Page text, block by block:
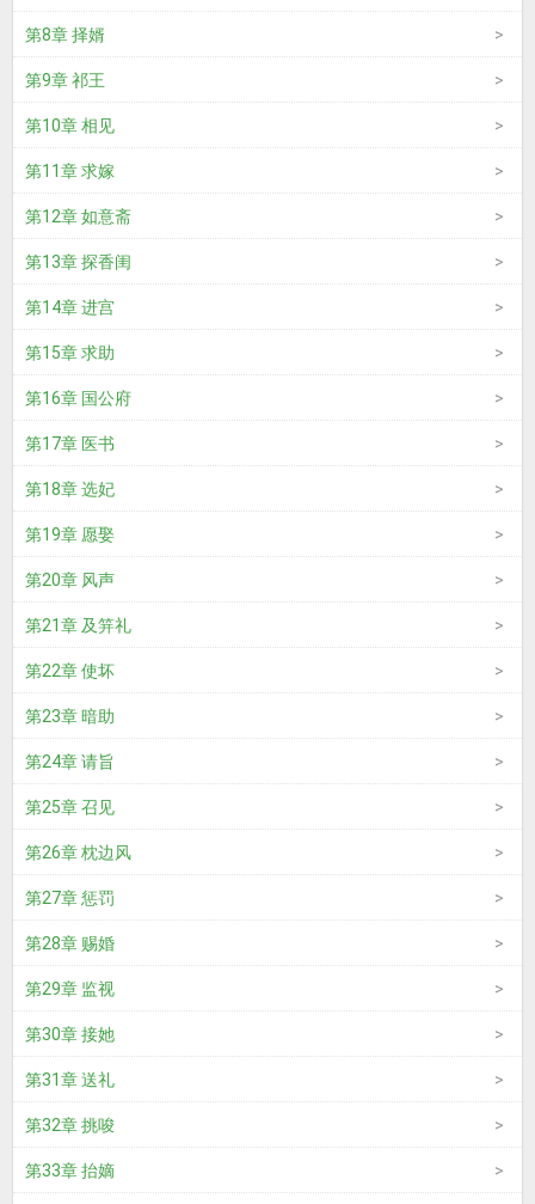
第8章 择婿
第9章 祁王
第10章 相见
第11章 求嫁
第12章 如意斋
第13章 探香闺
第14章 进宫
第15章 求助
第16章 国公府
第17章 医书
第18章 选妃
第19章 愿娶
第20章 风声
第21章 及笄礼
第22章 使坏
第23章 暗助
第24章 请旨
第25章 召见
第26章 枕边风
第27章 惩罚
第28章 赐婚
第29章 监视
第30章 接她
第31章 送礼
第32章 挑唆
第33章 抬嫡